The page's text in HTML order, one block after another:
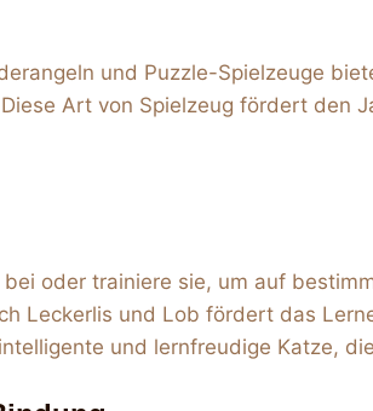
und Puzzle-Spielzeuge
Art von Spielzeug fördert den
oder trainiere sie, um auf
Leckerlis und Lob fördert das
und lernfreudige Katze,